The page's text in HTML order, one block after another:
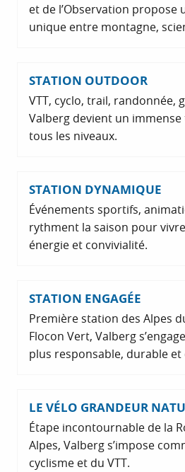
et de l’Observation propose
unique entre montagne,
STATION OUTDOOR
VTT, cyclo, trail, randonnée,
Valberg devient un
tous les niveaux.
STATION DYNAMIQUE
Événements sportifs,
rythment la saison pour
énergie et convivialité.
STATION ENGAGÉE
Première station des Alpes
Flocon Vert, Valberg
plus responsable, durable et
LE VÉLO GRANDEUR
Étape incontournable de la
Alpes, Valberg s’impose
cyclisme et du VTT.